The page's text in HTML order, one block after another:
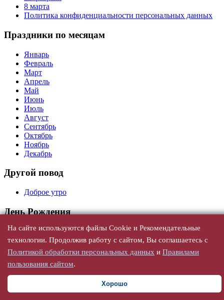
8 марта
Политика конфиденциальности персональных данных
Праздники по месяцам
Январь
Февраль
Март
Апрель
Май
Июнь
Июль
Август
Сентябрь
Октябрь
Ноябрь
Декабрь
Другой повод
Доброе утро
День Рождения
Универсальные
С юбилеем
По годам
По именам, женщине
По именам, мужчине
На сайте используются файлы Cookie и Рекомендательные
технологии. Продолжив работу с сайтом, Вы соглашаетесь с
Политикой обработки персональных данных и Правилами
пользования сайтом.
Хорошо